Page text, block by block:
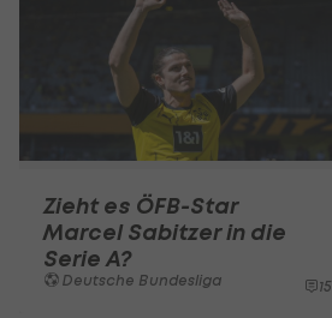
Zieht es ÖFB-Star
Marcel Sabitzer in die
Serie A?
Deutsche Bundesliga 15